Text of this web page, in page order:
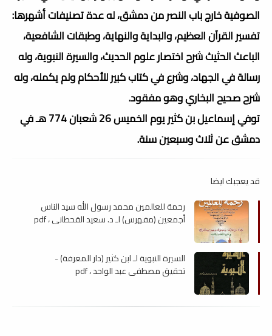
الصوفية خارج باب النصر من دمشق، له عدة تصنيفات أشهرها:
تفسير القرآن العظيم، والبداية والنهاية، وطبقات الشافعية،
الباعث الحثيث شرح اختصار علوم الحديث، والسيرة النبوية، وله
رسالة في الجهاد، وشرع في كتاب كبير للأحكام ولم يكمله، وله
شرح صحيح البخاري وهو مفقود.
توفي إسماعيل بن كثير يوم الخميس 26 شعبان 774 هـ في
دمشق عن ثلاث وسبعين سنة.
قد يعجبك ايضا
رحمة للعالمين محمد رسول الله سيد الناس
أجمعين (مفهرس) لـ د. سعيد القحطاني ، pdf
السيرة النبوية لـ ابن كثير (دار المعرفة) -
تحقيق مصطفى عبد الواحد ، pdf